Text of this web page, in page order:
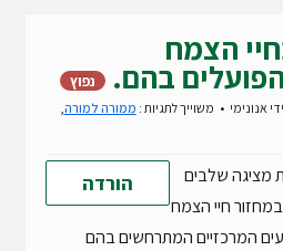
הצמח
בהם. נפוץ
אנונימי משוייך לתגיות : ממורה למורה,
הורדה
מציגה שלבים
חיי הצמח
המרכזיים המתרחשים בהם